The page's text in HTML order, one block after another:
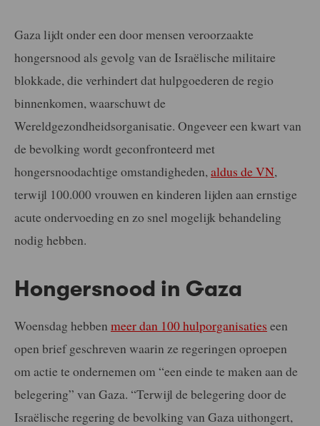
Gaza lijdt onder een door mensen veroorzaakte
hongersnood als gevolg van de Israëlische militaire
blokkade, die verhindert dat hulpgoederen de regio
binnenkomen, waarschuwt de
Wereldgezondheidsorganisatie. Ongeveer een kwart van
de bevolking wordt geconfronteerd met
hongersnoodachtige omstandigheden, aldus de VN,
terwijl 100.000 vrouwen en kinderen lijden aan ernstige
acute ondervoeding en zo snel mogelijk behandeling
nodig hebben.
Hongersnood in Gaza
Woensdag hebben meer dan 100 hulporganisaties een
open brief geschreven waarin ze regeringen oproepen
om actie te ondernemen om “een einde te maken aan de
belegering” van Gaza. “Terwijl de belegering door de
Israëlische regering de bevolking van Gaza uithongert,